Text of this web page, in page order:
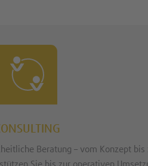
Beratung – vom Konzept bis